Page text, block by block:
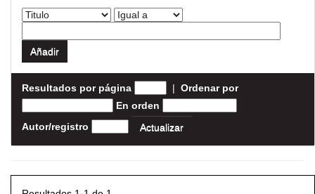
Resultados por página | Ordenar por
En orden
Autor/registro